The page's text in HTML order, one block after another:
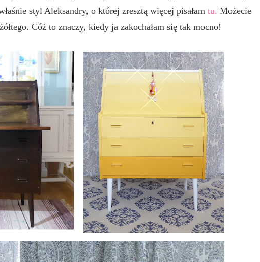
styl Aleksandry, o której zresztą więcej pisałam tu. Możecie
Cóż to znaczy, kiedy ja zakochałam się tak mocno!